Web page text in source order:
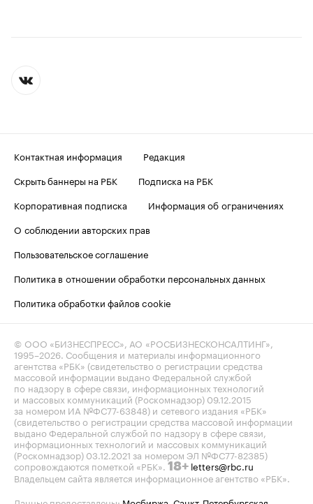
Контактная информация
Редакция
Скрыть баннеры на РБК
Подписка на РБК
Корпоративная подписка
Информация об ограничениях
О соблюдении авторских прав
Пользовательское соглашение
Политика в отношении обработки персональных данных
Политика обработки файлов cookie
© ООО «БИЗНЕСПРЕСС», АО «РОСБИЗНЕСКОНСАЛТИНГ»,
1995–2026 . Сообщения и материалы информационного
агентства «РБК» (свидетельство о регистрации средства
массовой информации выдано Федеральной службой
по надзору в сфере связи, информационных технологий
и массовых коммуникаций (Роскомнадзор) 09.12.2015
за номером ИА №ФС77-63848) и сетевого издания «РБК»
(свидетельство о регистрации средства массовой информации
выдано Федеральной службой по надзору в сфере связи,
информационных технологий и массовых коммуникаций
(Роскомнадзор) 03.12.2021 за номером ЭЛ №ФС77-82385)
сопровождаются пометкой «РБК». 18+ letters@rbc.ru
Владельцем сайта является информационное агентство «РБК».